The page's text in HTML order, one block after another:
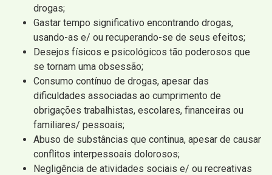
drogas;
Gastar tempo significativo encontrando drogas,
usando-as e/ ou recuperando-se de seus efeitos;
Desejos físicos e psicológicos tão poderosos que
se tornam uma obsessão;
Consumo contínuo de drogas, apesar das
dificuldades associadas ao cumprimento de
obrigações trabalhistas, escolares, financeiras ou
familiares/ pessoais;
Abuso de substâncias que continua, apesar de causar
conflitos interpessoais dolorosos;
Negligência de atividades sociais e/ ou recreativas